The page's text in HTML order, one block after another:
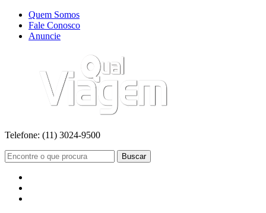
Quem Somos
Fale Conosco
Anuncie
Telefone: (11) 3024-9500
Buscar